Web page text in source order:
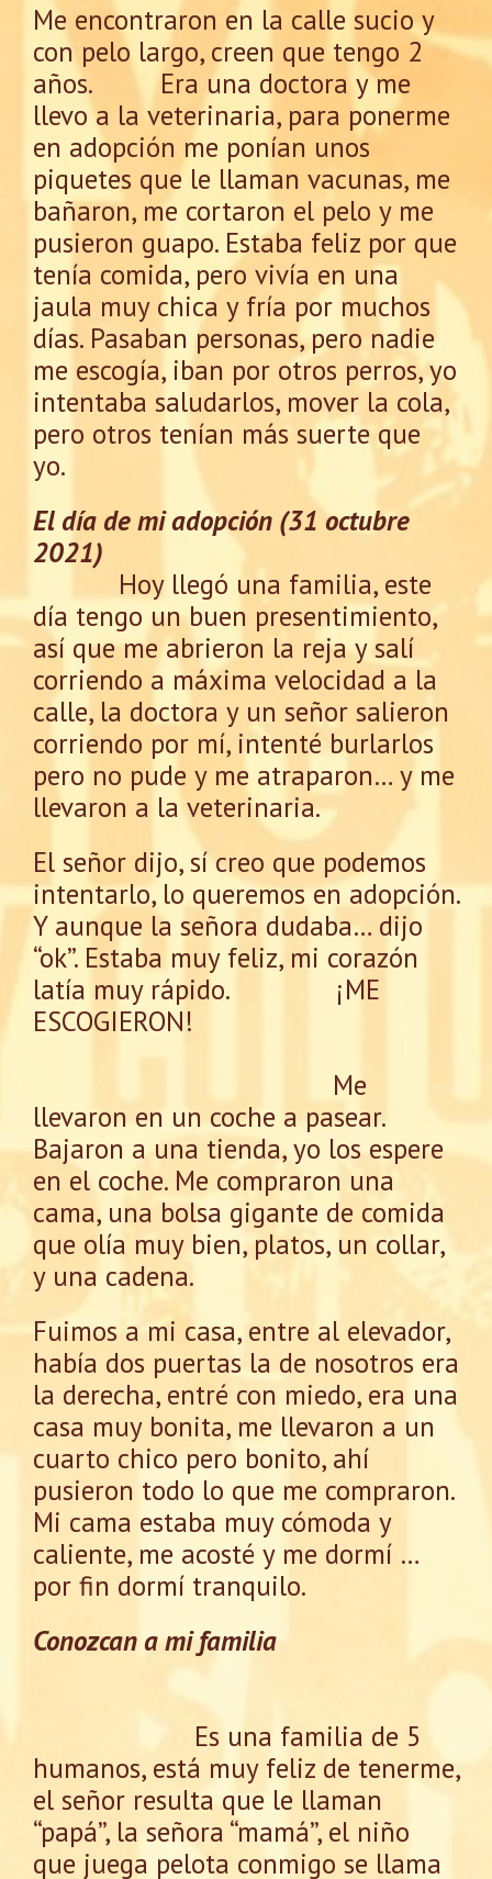
Me encontraron en la calle sucio y
con pelo largo, creen que tengo 2
años. Era una doctora y me
llevo a la veterinaria, para ponerme
en adopción me ponían unos
piquetes que le llaman vacunas, me
bañaron, me cortaron el pelo y me
pusieron guapo. Estaba feliz por que
tenía comida, pero vivía en una
jaula muy chica y fría por muchos
días. Pasaban personas, pero nadie
me escogía, iban por otros perros, yo
intentaba saludarlos, mover la cola,
pero otros tenían más suerte que
yo.
El día de mi adopción (31 octubre
2021)
Hoy llegó una familia, este
día tengo un buen presentimiento,
así que me abrieron la reja y salí
corriendo a máxima velocidad a la
calle, la doctora y un señor salieron
corriendo por mí, intenté burlarlos
pero no pude y me atraparon… y me
llevaron a la veterinaria.
El señor dijo, sí creo que podemos
intentarlo, lo queremos en adopción.
Y aunque la señora dudaba… dijo
“ok”. Estaba muy feliz, mi corazón
latía muy rápido. ¡ME
ESCOGIERON!
Me
llevaron en un coche a pasear.
Bajaron a una tienda, yo los espere
en el coche. Me compraron una
cama, una bolsa gigante de comida
que olía muy bien, platos, un collar,
y una cadena.
Fuimos a mi casa, entre al elevador,
había dos puertas la de nosotros era
la derecha, entré con miedo, era una
casa muy bonita, me llevaron a un
cuarto chico pero bonito, ahí
pusieron todo lo que me compraron.
Mi cama estaba muy cómoda y
caliente, me acosté y me dormí …
por fin dormí tranquilo.
Conozcan a mi familia
Es una familia de 5
humanos, está muy feliz de tenerme,
el señor resulta que le llaman
“papá”, la señora “mamá”, el niño
que juega pelota conmigo se llama